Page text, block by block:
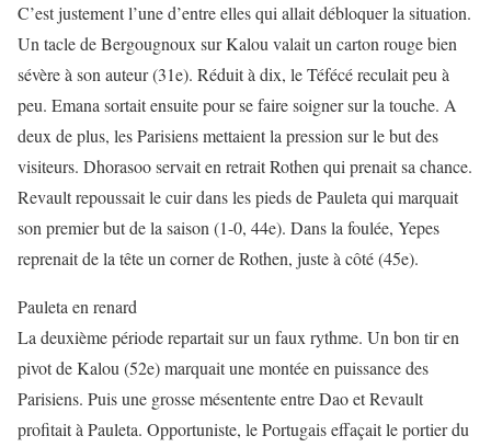
C’est justement l’une d’entre elles qui allait débloquer la situation.
Un tacle de Bergougnoux sur Kalou valait un carton rouge bien
sévère à son auteur (31e). Réduit à dix, le Téfécé reculait peu à
peu. Emana sortait ensuite pour se faire soigner sur la touche. A
deux de plus, les Parisiens mettaient la pression sur le but des
visiteurs. Dhorasoo servait en retrait Rothen qui prenait sa chance.
Revault repoussait le cuir dans les pieds de Pauleta qui marquait
son premier but de la saison (1-0, 44e). Dans la foulée, Yepes
reprenait de la tête un corner de Rothen, juste à côté (45e).
Pauleta en renard
La deuxième période repartait sur un faux rythme. Un bon tir en
pivot de Kalou (52e) marquait une montée en puissance des
Parisiens. Puis une grosse mésentente entre Dao et Revault
profitait à Pauleta. Opportuniste, le Portugais effaçait le portier du